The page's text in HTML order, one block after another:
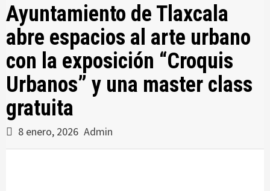
Ayuntamiento de Tlaxcala
abre espacios al arte urbano
con la exposición “Croquis
Urbanos” y una master class
gratuita
8 enero, 2026 Admin